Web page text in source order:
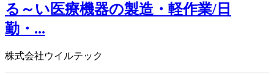
る～い医療機器の製造・軽作業/日
勤・...
株式会社ウイルテック